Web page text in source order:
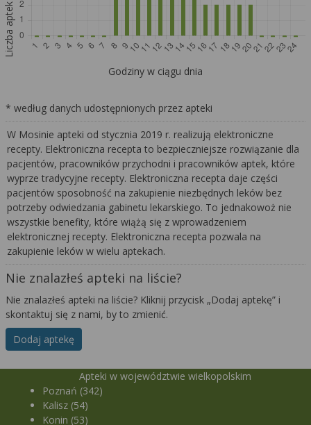
Liczba aptek
Godziny w ciągu dnia
* według danych udostępnionych przez apteki
W Mosinie apteki od stycznia 2019 r. realizują elektroniczne
recepty. Elektroniczna recepta to bezpieczniejsze rozwiązanie dla
pacjentów, pracowników przychodni i pracowników aptek, które
wyprze tradycyjne recepty. Elektroniczna recepta daje części
pacjentów sposobność na zakupienie niezbędnych leków bez
potrzeby odwiedzania gabinetu lekarskiego. To jednakowoż nie
wszystkie benefity, które wiążą się z wprowadzeniem
elektronicznej recepty. Elektroniczna recepta pozwala na
zakupienie leków w wielu aptekach.
Nie znalazłeś apteki na liście?
Nie znalazłeś apteki na liście? Kliknij przycisk „Dodaj aptekę” i
skontaktuj się z nami, by to zmienić.
Dodaj aptekę
Apteki w województwie wielkopolskim
Poznań (342)
Kalisz (54)
Konin (53)